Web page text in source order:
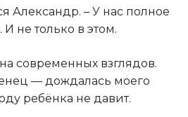
Александр. – У нас полное
не только в этом.
современных взглядов.
— дождалась моего
ребёнка не давит.